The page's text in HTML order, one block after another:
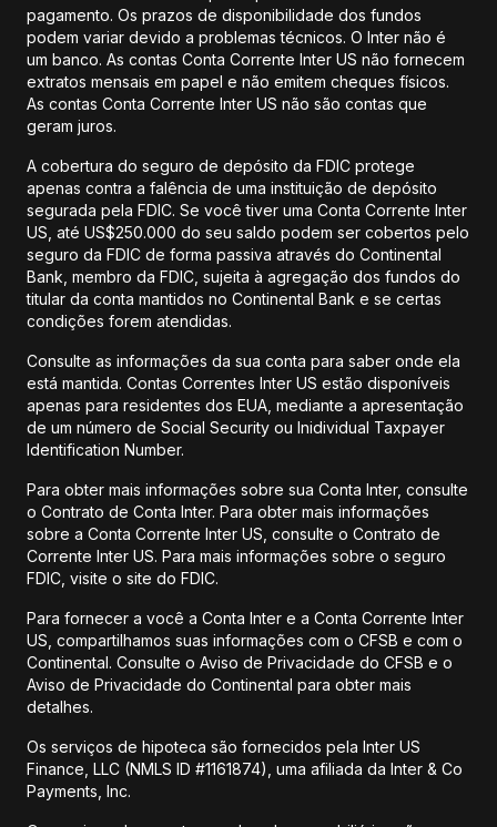
pagamento. Os prazos de disponibilidade dos fundos
podem variar devido a problemas técnicos. O Inter não é
um banco. As contas Conta Corrente Inter US não fornecem
extratos mensais em papel e não emitem cheques físicos.
As contas Conta Corrente Inter US não são contas que
geram juros.
A cobertura do seguro de depósito da FDIC protege
apenas contra a falência de uma instituição de depósito
segurada pela FDIC. Se você tiver uma Conta Corrente Inter
US, até US$250.000 do seu saldo podem ser cobertos pelo
seguro da FDIC de forma passiva através do Continental
Bank, membro da FDIC, sujeita à agregação dos fundos do
titular da conta mantidos no Continental Bank e se certas
condições forem atendidas.
Consulte as informações da sua conta para saber onde ela
está mantida. Contas Correntes Inter US estão disponíveis
apenas para residentes dos EUA, mediante a apresentação
de um número de Social Security ou Inidividual Taxpayer
Identification Number.
Para obter mais informações sobre sua Conta Inter, consulte
o Contrato de Conta Inter. Para obter mais informações
sobre a Conta Corrente Inter US, consulte o Contrato de
Corrente Inter US. Para mais informações sobre o seguro
FDIC, visite o site do FDIC.
Para fornecer a você a Conta Inter e a Conta Corrente Inter
US, compartilhamos suas informações com o CFSB e com o
Continental. Consulte o Aviso de Privacidade do CFSB e o
Aviso de Privacidade do Continental para obter mais
detalhes.
Os serviços de hipoteca são fornecidos pela Inter US
Finance, LLC (NMLS ID #1161874), uma afiliada da Inter & Co
Payments, Inc.